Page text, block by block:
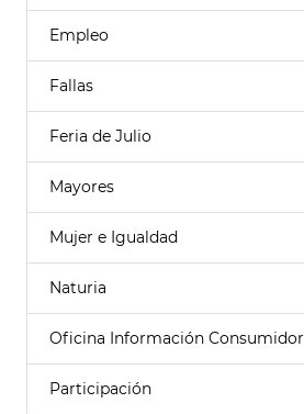
Empleo
Fallas
Feria de Julio
Mayores
Mujer e Igualdad
Naturia
Oficina Información Consumidor
Participación